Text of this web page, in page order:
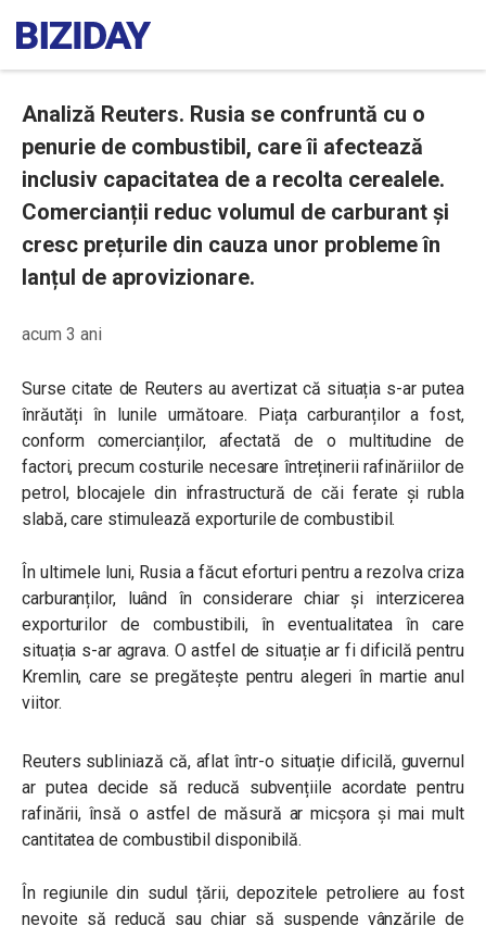
Analiză Reuters. Rusia se confruntă cu o
penurie de combustibil, care îi afectează
inclusiv capacitatea de a recolta cerealele.
Comercianții reduc volumul de carburant și
cresc prețurile din cauza unor probleme în
lanțul de aprovizionare.
acum 3 ani
Surse citate de Reuters au avertizat că situația s-ar putea
înrăutăți în lunile următoare. Piața carburanților a fost,
conform comercianților, afectată de o multitudine de
factori, precum costurile necesare întreținerii rafinăriilor de
petrol, blocajele din infrastructură de căi ferate și rubla
slabă, care stimulează exporturile de combustibil.
În ultimele luni, Rusia a făcut eforturi pentru a rezolva criza
carburanților, luând în considerare chiar și interzicerea
exporturilor de combustibili, în eventualitatea în care
situația s-ar agrava. O astfel de situație ar fi dificilă pentru
Kremlin, care se pregătește pentru alegeri în martie anul
viitor.
Reuters subliniază că, aflat într-o situație dificilă, guvernul
ar putea decide să reducă subvențiile acordate pentru
rafinării, însă o astfel de măsură ar micșora și mai mult
cantitatea de combustibil disponibilă.
În regiunile din sudul țării, depozitele petroliere au fost
nevoite să reducă sau chiar să suspende vânzările de